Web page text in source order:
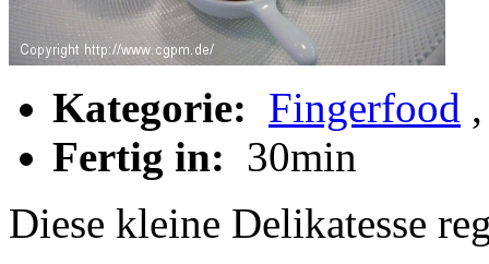
Kategorie: Fingerfood
Fertig in: 30min
Diese kleine Delikatesse